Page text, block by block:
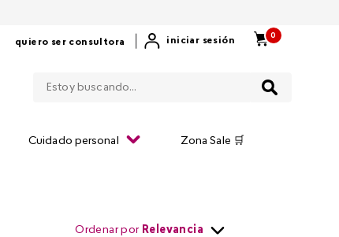
quiero ser consultora iniciar sesión
0
Cuidado personal Zona Sale 🛒
Ordenar por Relevancia